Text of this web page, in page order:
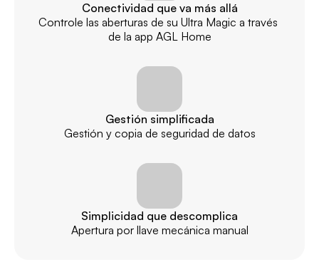
Conectividad que va más allá
Controle las aberturas de su Ultra Magic a través
de la app AGL Home
Gestión simplificada
Gestión y copia de seguridad de datos
Simplicidad que descomplica
Apertura por llave mecánica manual